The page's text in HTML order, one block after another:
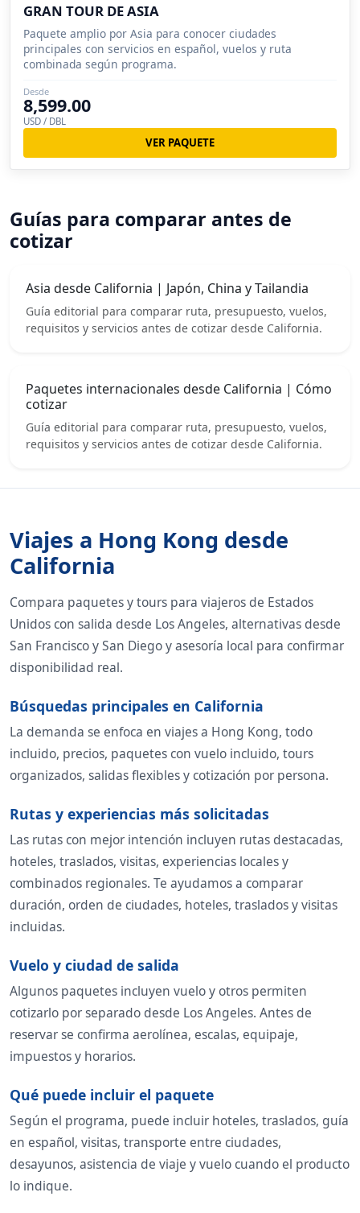
GRAN TOUR DE ASIA
Paquete amplio por Asia para conocer ciudades
principales con servicios en español, vuelos y ruta
combinada según programa.
Desde
8,599.00
USD / DBL
VER PAQUETE
Guías para comparar antes de
cotizar
Asia desde California | Japón, China y Tailandia
Guía editorial para comparar ruta, presupuesto, vuelos,
requisitos y servicios antes de cotizar desde California.
Paquetes internacionales desde California | Cómo
cotizar
Guía editorial para comparar ruta, presupuesto, vuelos,
requisitos y servicios antes de cotizar desde California.
Viajes a Hong Kong desde
California
Compara paquetes y tours para viajeros de Estados
Unidos con salida desde Los Angeles, alternativas desde
San Francisco y San Diego y asesoría local para confirmar
disponibilidad real.
Búsquedas principales en California
La demanda se enfoca en viajes a Hong Kong, todo
incluido, precios, paquetes con vuelo incluido, tours
organizados, salidas flexibles y cotización por persona.
Rutas y experiencias más solicitadas
Las rutas con mejor intención incluyen rutas destacadas,
hoteles, traslados, visitas, experiencias locales y
combinados regionales. Te ayudamos a comparar
duración, orden de ciudades, hoteles, traslados y visitas
incluidas.
Vuelo y ciudad de salida
Algunos paquetes incluyen vuelo y otros permiten
cotizarlo por separado desde Los Angeles. Antes de
reservar se confirma aerolínea, escalas, equipaje,
impuestos y horarios.
Qué puede incluir el paquete
Según el programa, puede incluir hoteles, traslados, guía
en español, visitas, transporte entre ciudades,
desayunos, asistencia de viaje y vuelo cuando el producto
lo indique.